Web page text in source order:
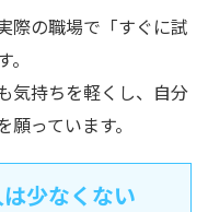
際の職場で「すぐに試
気持ちを軽くし、自分
っています。
少なくない